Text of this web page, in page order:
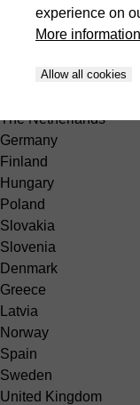
Europe
Belgique
The Netherlands
Germany
Finland
Hungary
Poland
Slovakia
Slovenia
Denmark
Greece
Latvia
Norway
Spain
Sweden
United Kingdom
experience on
More information
Allow all cookies